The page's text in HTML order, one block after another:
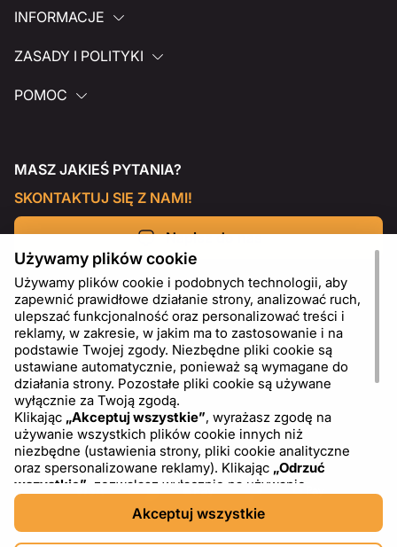
INFORMACJE
ZASADY I POLITYKI
POMOC
MASZ JAKIEŚ PYTANIA?
SKONTAKTUJ SIĘ Z NAMI!
Napisz do nas
PL USD - US Dollar ($)
Używamy plików cookie
Używamy plików cookie i podobnych technologii, aby
zapewnić prawidłowe działanie strony, analizować ruch,
ulepszać funkcjonalność oraz personalizować treści i
reklamy, w zakresie, w jakim ma to zastosowanie i na
podstawie Twojej zgody. Niezbędne pliki cookie są
ustawiane automatycznie, ponieważ są wymagane do
działania strony. Pozostałe pliki cookie są używane
wyłącznie za Twoją zgodą.
Klikając „Akceptuj wszystkie”, wyrażasz zgodę na
używanie wszystkich plików cookie innych niż
niezbędne (ustawienia strony, pliki cookie analityczne
oraz spersonalizowane reklamy). Klikając „Odrzuć
wszystkie” , zezwalasz wyłącznie na używanie
niezbędnych plików cookie. Klikając
, możesz wybrać, które kategorie plików cookie
chcesz zaakceptować lub zablokować. Możesz w
Akceptuj wszystkie